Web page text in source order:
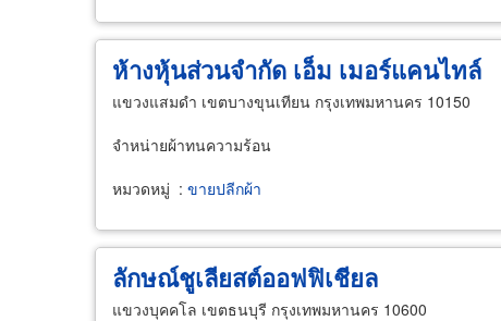
ห้างหุ้นส่วนจำกัด เอ็ม เมอร์แคนไทล์
แขวงแสมดำ เขตบางขุนเทียน กรุงเทพมหานคร 10150
จำหน่ายผ้าทนความร้อน
หมวดหมู่ : ขายปลีกผ้า
ลักษณ์ชูเลียสต์ออฟฟิเชียล
แขวงบุคคโล เขตธนบุรี กรุงเทพมหานคร 10600